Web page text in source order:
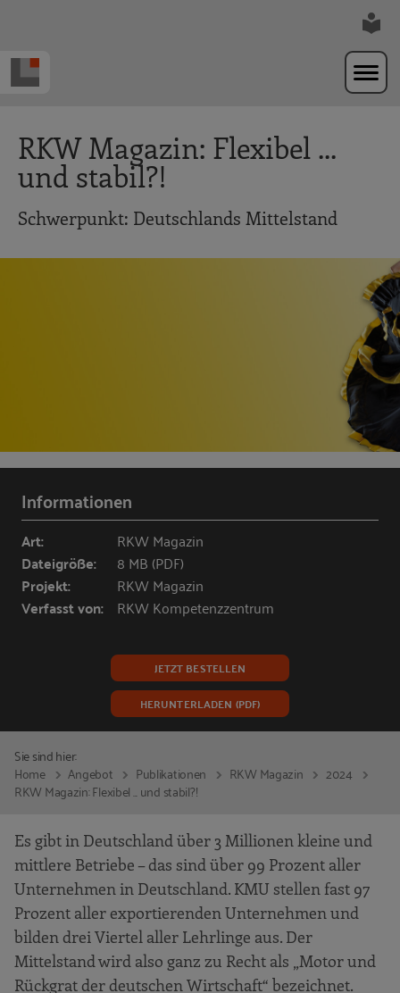
RKW Magazin: Flexibel ...
und stabil?!
Schwerpunkt: Deutschlands Mittelstand
Informationen
Art: RKW Magazin
Dateigröße: 8 MB (PDF)
Projekt: RKW Magazin
Verfasst von: RKW Kompetenzzentrum
JETZT BESTELLEN
HERUNTERLADEN (PDF)
Sie sind hier:
Home
Angebot Publikationen RKW Magazin
2024
RKW Magazin: Flexibel ... und stabil?!
Es gibt in Deutschland über 3 Millionen kleine und
mittlere Betriebe – das sind über 99 Prozent aller
Unternehmen in Deutschland. KMU stellen fast 97
Prozent aller exportierenden Unternehmen und
bilden drei Viertel aller Lehrlinge aus. Der
Mittelstand wird also ganz zu Recht als „Motor und
Rückgrat der deutschen Wirtschaft“ bezeichnet.